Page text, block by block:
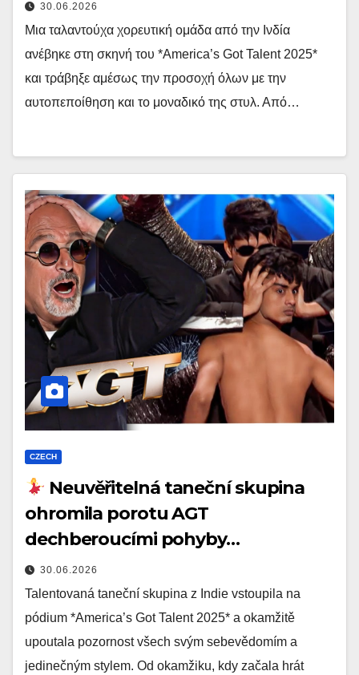
30.06.2026
Μια ταλαντούχα χορευτική ομάδα από την Ινδία
ανέβηκε στη σκηνή του *America’s Got Talent 2025*
και τράβηξε αμέσως την προσοχή όλων με την
αυτοπεποίθηση και το μοναδικό της στυλ. Από…
CZECH
Neuvěřitelná taneční skupina
ohromila porotu AGT
dechberoucími pohyby…
30.06.2026
Talentovaná taneční skupina z Indie vstoupila na
pódium *America’s Got Talent 2025* a okamžitě
upoutala pozornost všech svým sebevědomím a
jedinečným stylem. Od okamžiku, kdy začala hrát